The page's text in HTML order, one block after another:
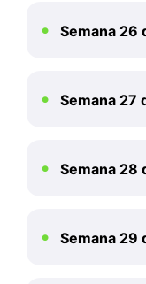
Semana 26
Semana 27
Semana 28
Semana 29